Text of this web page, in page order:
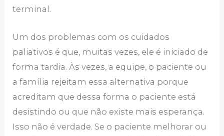
terminal.
Um dos problemas com os cuidados
paliativos é que, muitas vezes, ele é iniciado de
forma tardia. Às vezes, a equipe, o paciente ou
a família rejeitam essa alternativa porque
acreditam que dessa forma o paciente está
desistindo ou que não existe mais esperança.
Isso não é verdade. Se o paciente melhorar ou